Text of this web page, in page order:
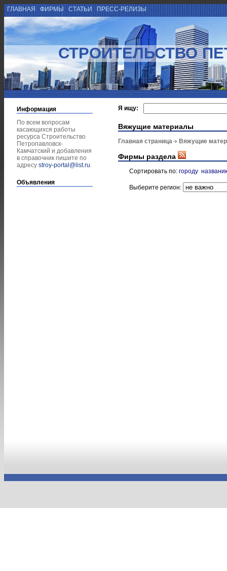
ГЛАВНАЯ ФИРМЫ СТАТЬИ ПРЕСС-РЕЛИЗЫ
СТРОИТЕЛЬСТВО
Информация
По всем вопросам
касающихся работы
ресурса Строительство
Петропавловск-
Камчатский и добавления
в справочник пишите по
адресу stroy-portal@list.ru.
Объявления
Я ищу:
Вяжущие материалы
Главная страница Вяжущие
Фирмы раздела
Сортировать по: городу
Выберите регион: